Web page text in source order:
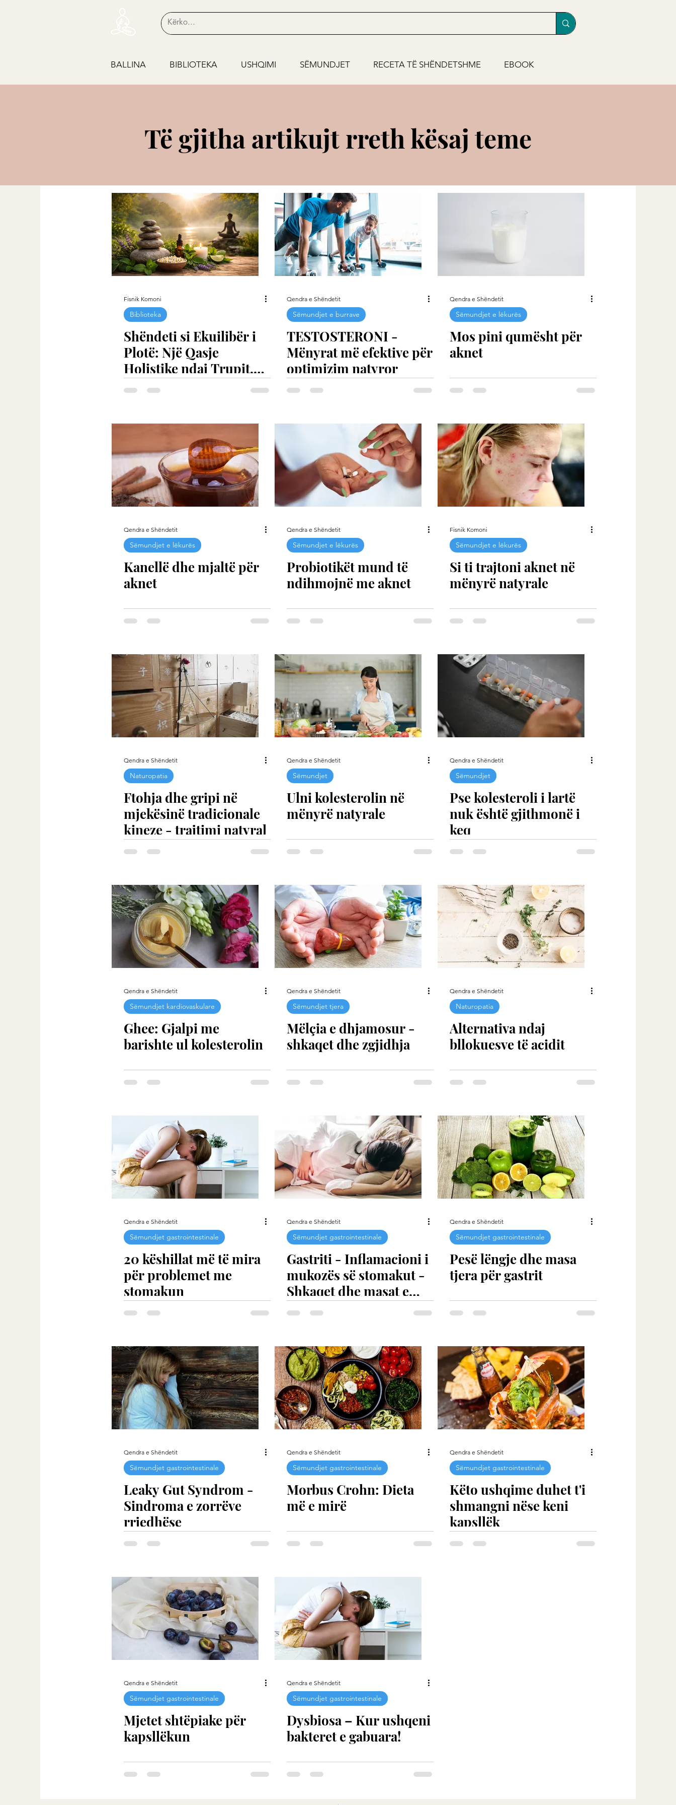
BALLINA BIBLIOTEKA USHQIMI SËMUNDJET RECETA TË SHËNDETSHME EBOOK
Të gjitha artikujt rreth kësaj teme
Fisnik Komoni
Biblioteka
Shëndeti si Ekuilibër i
Plotë: Një Qasje
Holistike ndaj Trupit,
Ushqimit dhe Ekuilibrit
Qendra e Shëndetit
Sëmundjet e burrave
TESTOSTERONI -
Mënyrat më efektive për
optimizim natyror
Qendra e Shëndetit
Sëmundjet e lëkurës
Mos pini qumësht për
aknet
Qendra e Shëndetit
Sëmundjet e lëkurës
Kanellë dhe mjaltë për
aknet
Qendra e Shëndetit
Sëmundjet e lëkurës
Probiotikët mund të
ndihmojnë me aknet
Fisnik Komoni
Sëmundjet e lëkurës
Si ti trajtoni aknet në
mënyrë natyrale
Qendra e Shëndetit
Naturopatia
Ftohja dhe gripi në
mjekësinë tradicionale
kineze - trajtimi natyral
Qendra e Shëndetit
Sëmundjet
Ulni kolesterolin në
mënyrë natyrale
Qendra e Shëndetit
Sëmundjet
Pse kolesteroli i lartë
nuk është gjithmonë i
keq
Qendra e Shëndetit
Sëmundjet kardiovaskulare
Ghee: Gjalpi me
barishte ul kolesterolin
Qendra e Shëndetit
Sëmundjet tjera
Mëlçia e dhjamosur -
shkaqet dhe zgjidhja
Qendra e Shëndetit
Naturopatia
Alternativa ndaj
bllokuesve të acidit
Qendra e Shëndetit
Sëmundjet gastrointestinale
20 këshillat më të mira
për problemet me
stomakun
Qendra e Shëndetit
Sëmundjet gastrointestinale
Gastriti - Inflamacioni i
mukozës së stomakut -
Shkaqet dhe masat e
përgjithshme natyrore
Qendra e Shëndetit
Sëmundjet gastrointestinale
Pesë lëngje dhe masa
tjera për gastrit
Qendra e Shëndetit
Sëmundjet gastrointestinale
Leaky Gut Syndrom -
Sindroma e zorrëve
rrjedhëse
Qendra e Shëndetit
Sëmundjet gastrointestinale
Morbus Crohn: Dieta
më e mirë
Qendra e Shëndetit
Sëmundjet gastrointestinale
Këto ushqime duhet t'i
shmangni nëse keni
kapsllëk
Qendra e Shëndetit
Sëmundjet gastrointestinale
Mjetet shtëpiake për
kapsllëkun
Qendra e Shëndetit
Sëmundjet gastrointestinale
Dysbiosa – Kur ushqeni
bakteret e gabuara!